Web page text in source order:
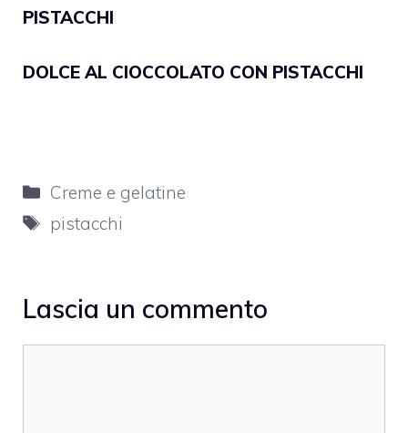
PISTACCHI
DOLCE AL CIOCCOLATO CON PISTACCHI
Categorie
Creme e gelatine
Tag
pistacchi
Lascia un commento